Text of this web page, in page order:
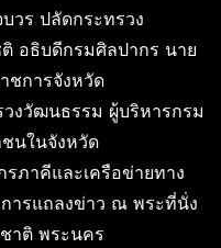
วร ปลัดกระทรวง
อธิบดีกรมศิลปากร นาย
ชการจังหวัด
งวัฒนธรรม ผู้บริหารกรม
นในจังหวัด
ภาคีและเครือข่ายทาง
ารแถลงข่าว ณ พระที่นั่ง
าติ พระนคร